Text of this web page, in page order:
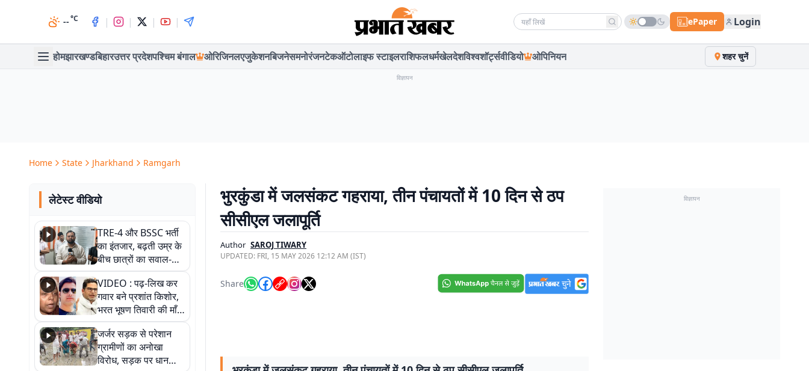
--°C | | | | Search news ePaper Login
होमझारखण्डबिहारउत्तर प्रदेशपश्चिम बंगाल ओरिजिनलएजुकेशनबिजनेसमनोरंजनटेकऑटोलाइफ स्टाइलराशिफलधर्मखेलदेशविश्वशॉर्ट्सवीडियो ओपिनियन शहर चुनें
विज्ञापन
Home State Jharkhand Ramgarh
लेटेस्ट वीडियो
TRE-4 और BSSC भर्ती
का इंतजार, बढ़ती उम्र के
बीच छात्रों का सवाल-
आखिर कब आएगी बहाली?
देखें वीडियो
VIDEO : पढ़-लिख कर
गवार बने प्रशांत किशोर,
भरत भूषण तिवारी की माँ ने
कहा नहीं थी उम्मीद, बेटा
था तो किसी को बोलने की
नहीं थी हिम्मत
जर्जर सड़क से परेशान
ग्रामीणों का अनोखा
विरोध, सड़क पर धान
भुरकुंडा में जलसंकट गहराया, तीन पंचायतों में 10 दिन से ठप
सीसीएल जलापूर्ति
Author SAROJ TIWARY
UPDATED: FRI, 15 MAY 2026 12:12 AM (IST)
Share
विज्ञापन